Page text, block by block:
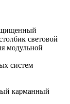
световой
модульной
систем
карманный